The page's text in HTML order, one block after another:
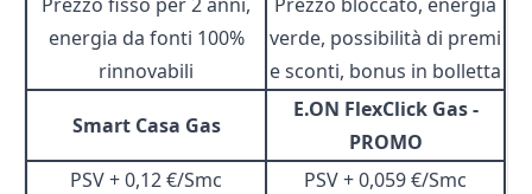
energia da fonti 100%
rinnovabili
verde, possibilità di premi
e sconti, bonus in bolletta
Smart Casa Gas
E.ON FlexClick Gas -
PROMO
PSV + 0,12 €/Smc
PSV + 0,059 €/Smc